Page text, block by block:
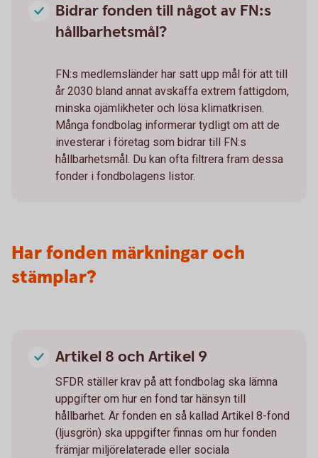
Bidrar fonden till något av FN:s
hållbarhetsmål?
FN:s medlemsländer har satt upp mål för att till
år 2030 bland annat avskaffa extrem fattigdom,
minska ojämlikheter och lösa klimatkrisen.
Många fondbolag informerar tydligt om att de
investerar i företag som bidrar till FN:s
hållbarhetsmål. Du kan ofta filtrera fram dessa
fonder i fondbolagens listor.
Har fonden märkningar och
stämplar?
Artikel 8 och Artikel 9
SFDR ställer krav på att fondbolag ska lämna
uppgifter om hur en fond tar hänsyn till
hållbarhet. Är fonden en så kallad Artikel 8-fond
(ljusgrön) ska uppgifter finnas om hur fonden
främjar miljörelaterade eller sociala